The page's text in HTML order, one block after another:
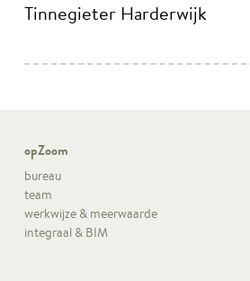
Tinnegieter Harderwijk
opZoom
bureau
team
werkwijze & meerwaarde
integraal & BIM